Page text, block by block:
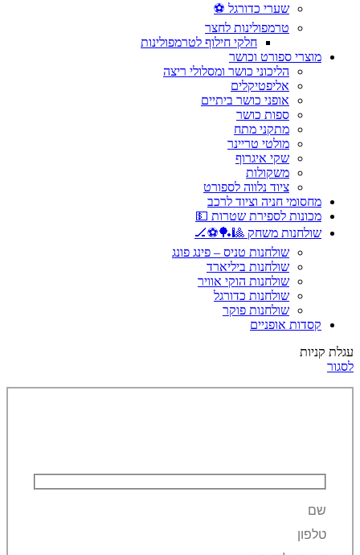
שערי כדורגל ⚽
טרמפולינות לחצר
חלקי חילוף לטרמפולינות
מוצרי ספורט וכושר
הליכוני כושר ומסלולי ריצה
אליפטיקלים
אופני כושר ביתיים
ספות כושר
מתקני מתח
מולטי טריינר
שקי איגרוף
משקולות
ציוד נלווה לספורט
מחסומי חניה וציוד לרכב
מכונות לספירת שטרות 💵
שולחנות משחק 🎱🏓⚽🏒
שולחנות טניס – פינג פונג
שולחנות ביליארד
שולחנות הוקי אוויר
שולחנות כדורגל
שולחנות פוקר
קסדות אופניים
עגלת קניות
לסגור